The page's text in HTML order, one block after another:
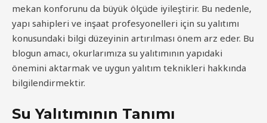
mekan konforunu da büyük ölçüde iyileştirir. Bu nedenle,
yapı sahipleri ve inşaat profesyonelleri için su yalıtımı
konusundaki bilgi düzeyinin artırılması önem arz eder. Bu
blogun amacı, okurlarımıza su yalıtımının yapıdaki
önemini aktarmak ve uygun yalıtım teknikleri hakkında
bilgilendirmektir.
Su Yalıtımının Tanımı